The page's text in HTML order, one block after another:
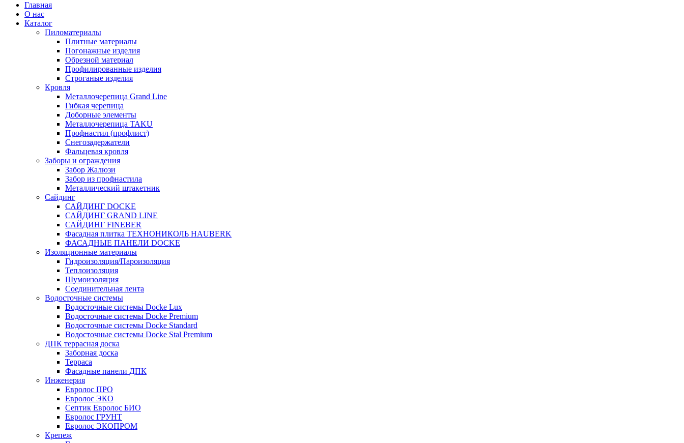
Главная
О нас
Каталог
Пиломатериалы
Плитные материалы
Погонажные изделия
Обрезной материал
Профилированные изделия
Строганые изделия
Кровля
Металлочерепица Grand Line
Гибкая черепица
Доборные элементы
Металлочерепица TAKU
Профнастил (профлист)
Снегозадержатели
Фальцевая кровля
Заборы и ограждения
Забор Жалюзи
Забор из профнастила
Металлический штакетник
Сайдинг
САЙДИНГ DOCKE
САЙДИНГ GRAND LINE
САЙДИНГ FINEBER
Фасадная плитка ТЕХНОНИКОЛЬ HAUBERK
ФАСАДНЫЕ ПАНЕЛИ DOCKE
Изоляционные материалы
Гидроизоляция/Пароизоляция
Теплоизоляция
Шумоизоляция
Соединительная лента
Водосточные системы
Водосточные системы Docke Lux
Водосточные системы Docke Premium
Водосточные системы Docke Standard
Водосточные системы Docke Stal Premium
ДПК террасная доска
Заборная доска
Терраса
Фасадные панели ДПК
Инженерия
Евролос ПРО
Евролос ЭКО
Септик Евролос БИО
Евролос ГРУНТ
Евролос ЭКОПРОМ
Крепеж